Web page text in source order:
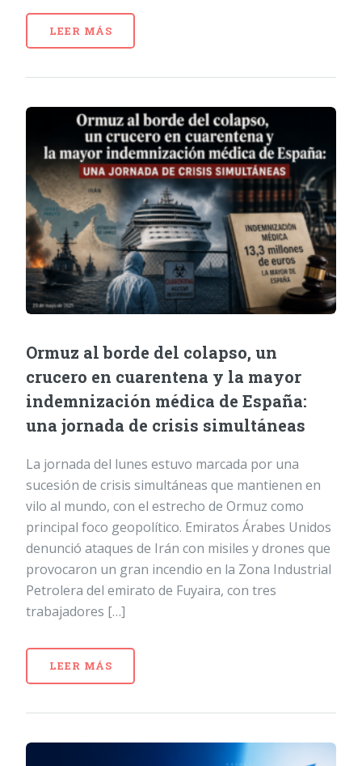
LEER MÁS
Ormuz al borde del colapso, un
crucero en cuarentena y la mayor
indemnización médica de España:
una jornada de crisis simultáneas
La jornada del lunes estuvo marcada por una
sucesión de crisis simultáneas que mantienen en
vilo al mundo, con el estrecho de Ormuz como
principal foco geopolítico. Emiratos Árabes Unidos
denunció ataques de Irán con misiles y drones que
provocaron un gran incendio en la Zona Industrial
Petrolera del emirato de Fuyaira, con tres
trabajadores […]
LEER MÁS